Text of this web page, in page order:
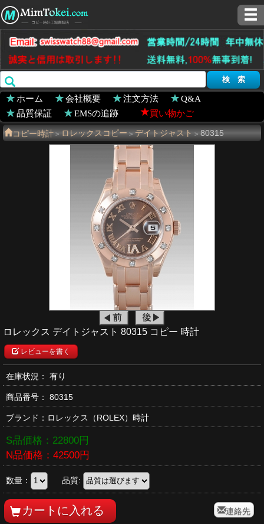
ホーム 会社概要 注文方法
Q&A
品質保証
EMSの追跡 買い物かご
コピー時計 > ロレックスコピー > デイトジャスト > 80315
ロレックス デイトジャスト 80315 コピー 時計
レビューを書く
在庫状況： 有り
商品番号： 80315
ブランド： ロレックス （ROLEX）時計
S品価格： 22800円
N品価格： 42500円
数量： 品質:
連絡先